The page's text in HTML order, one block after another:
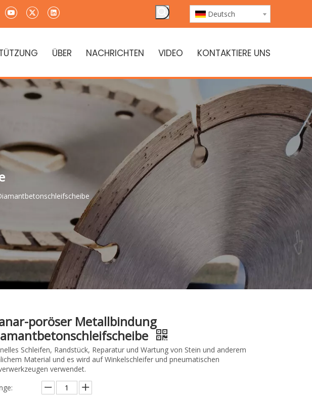
Deutsch
ÜBER NACHRICHTEN VIDEO KONTAKTIERE UNS
poröser Metallbindung
Schleifen, Randstück, Reparatur und Wartung von Stein und anderem
Material und es wird auf Winkelschleifer und pneumatischen
verwendet.